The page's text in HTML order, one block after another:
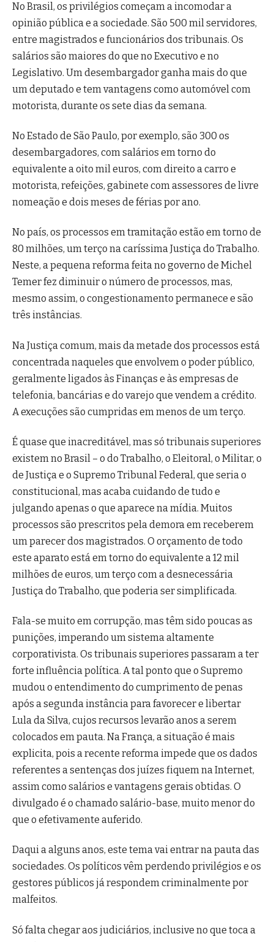
No Brasil, os privilégios começam a incomodar a
opinião pública e a sociedade. São 500 mil servidores,
entre magistrados e funcionários dos tribunais. Os
salários são maiores do que no Executivo e no
Legislativo. Um desembargador ganha mais do que
um deputado e tem vantagens como automóvel com
motorista, durante os sete dias da semana.
No Estado de São Paulo, por exemplo, são 300 os
desembargadores, com salários em torno do
equivalente a oito mil euros, com direito a carro e
motorista, refeições, gabinete com assessores de livre
nomeação e dois meses de férias por ano.
No país, os processos em tramitação estão em torno de
80 milhões, um terço na caríssima Justiça do Trabalho.
Neste, a pequena reforma feita no governo de Michel
Temer fez diminuir o número de processos, mas,
mesmo assim, o congestionamento permanece e são
três instâncias.
Na Justiça comum, mais da metade dos processos está
concentrada naqueles que envolvem o poder público,
geralmente ligados às Finanças e às empresas de
telefonia, bancárias e do varejo que vendem a crédito.
A execuções são cumpridas em menos de um terço.
É quase que inacreditável, mas só tribunais superiores
existem no Brasil – o do Trabalho, o Eleitoral, o Militar, o
de Justiça e o Supremo Tribunal Federal, que seria o
constitucional, mas acaba cuidando de tudo e
julgando apenas o que aparece na mídia. Muitos
processos são prescritos pela demora em receberem
um parecer dos magistrados. O orçamento de todo
este aparato está em torno do equivalente a 12 mil
milhões de euros, um terço com a desnecessária
Justiça do Trabalho, que poderia ser simplificada.
Fala-se muito em corrupção, mas têm sido poucas as
punições, imperando um sistema altamente
corporativista. Os tribunais superiores passaram a ter
forte influência política. A tal ponto que o Supremo
mudou o entendimento do cumprimento de penas
após a segunda instância para favorecer e libertar
Lula da Silva, cujos recursos levarão anos a serem
colocados em pauta. Na França, a situação é mais
explicita, pois a recente reforma impede que os dados
referentes a sentenças dos juízes fiquem na Internet,
assim como salários e vantagens gerais obtidas. O
divulgado é o chamado salário-base, muito menor do
que o efetivamente auferido.
Daqui a alguns anos, este tema vai entrar na pauta das
sociedades. Os políticos vêm perdendo privilégios e os
gestores públicos já respondem criminalmente por
malfeitos.
Só falta chegar aos judiciários, inclusive no que toca a